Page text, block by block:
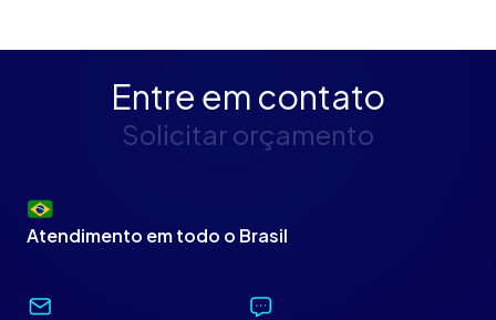
Entre em contato
Solicitar orçamento
Atendimento em todo o Brasil